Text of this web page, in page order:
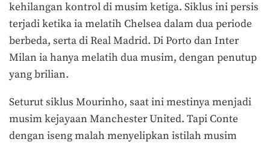
kehilangan kontrol di musim ketiga. Siklus ini persis
terjadi ketika ia melatih Chelsea dalam dua periode
berbeda, serta di Real Madrid. Di Porto dan Inter
Milan ia hanya melatih dua musim, dengan penutup
yang brilian.
Seturut siklus Mourinho, saat ini mestinya menjadi
musim kejayaan Manchester United. Tapi Conte
dengan iseng malah menyelipkan istilah musim